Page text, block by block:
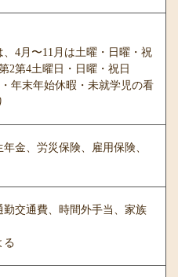
、4月〜11月は土曜・日曜・祝
2第4土曜日・日曜・祝日
年末年始休暇・未就学児の看
金、労災保険、雇用保険、
勤交通費、時間外手当、家族
る